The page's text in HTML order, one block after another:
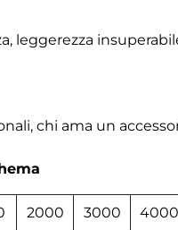
leggerezza
chi ama un
2000 3000 4000